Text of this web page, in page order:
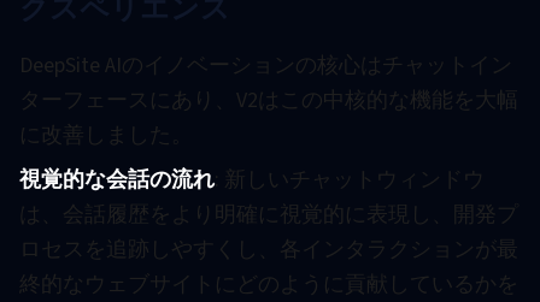
クスペリエンス
DeepSite AIのイノベーションの核心はチャットイン
ターフェースにあり、V2はこの中核的な機能を大幅
に改善しました。
視覚的な会話の流れ: 新しいチャットウィンドウ
は、会話履歴をより明確に視覚的に表現し、開発プ
ロセスを追跡しやすくし、各インタラクションが最
終的なウェブサイトにどのように貢献しているかを